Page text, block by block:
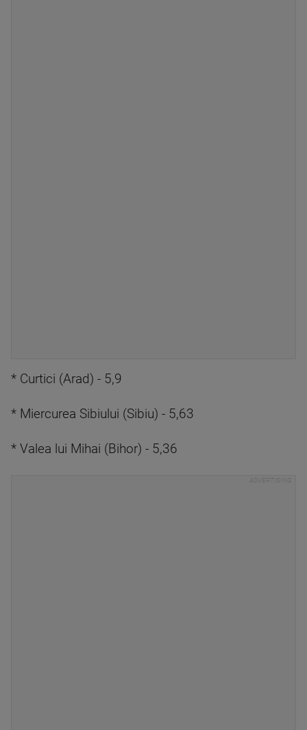
* Curtici (Arad) - 5,9
* Miercurea Sibiului (Sibiu) - 5,63
* Valea lui Mihai (Bihor) - 5,36